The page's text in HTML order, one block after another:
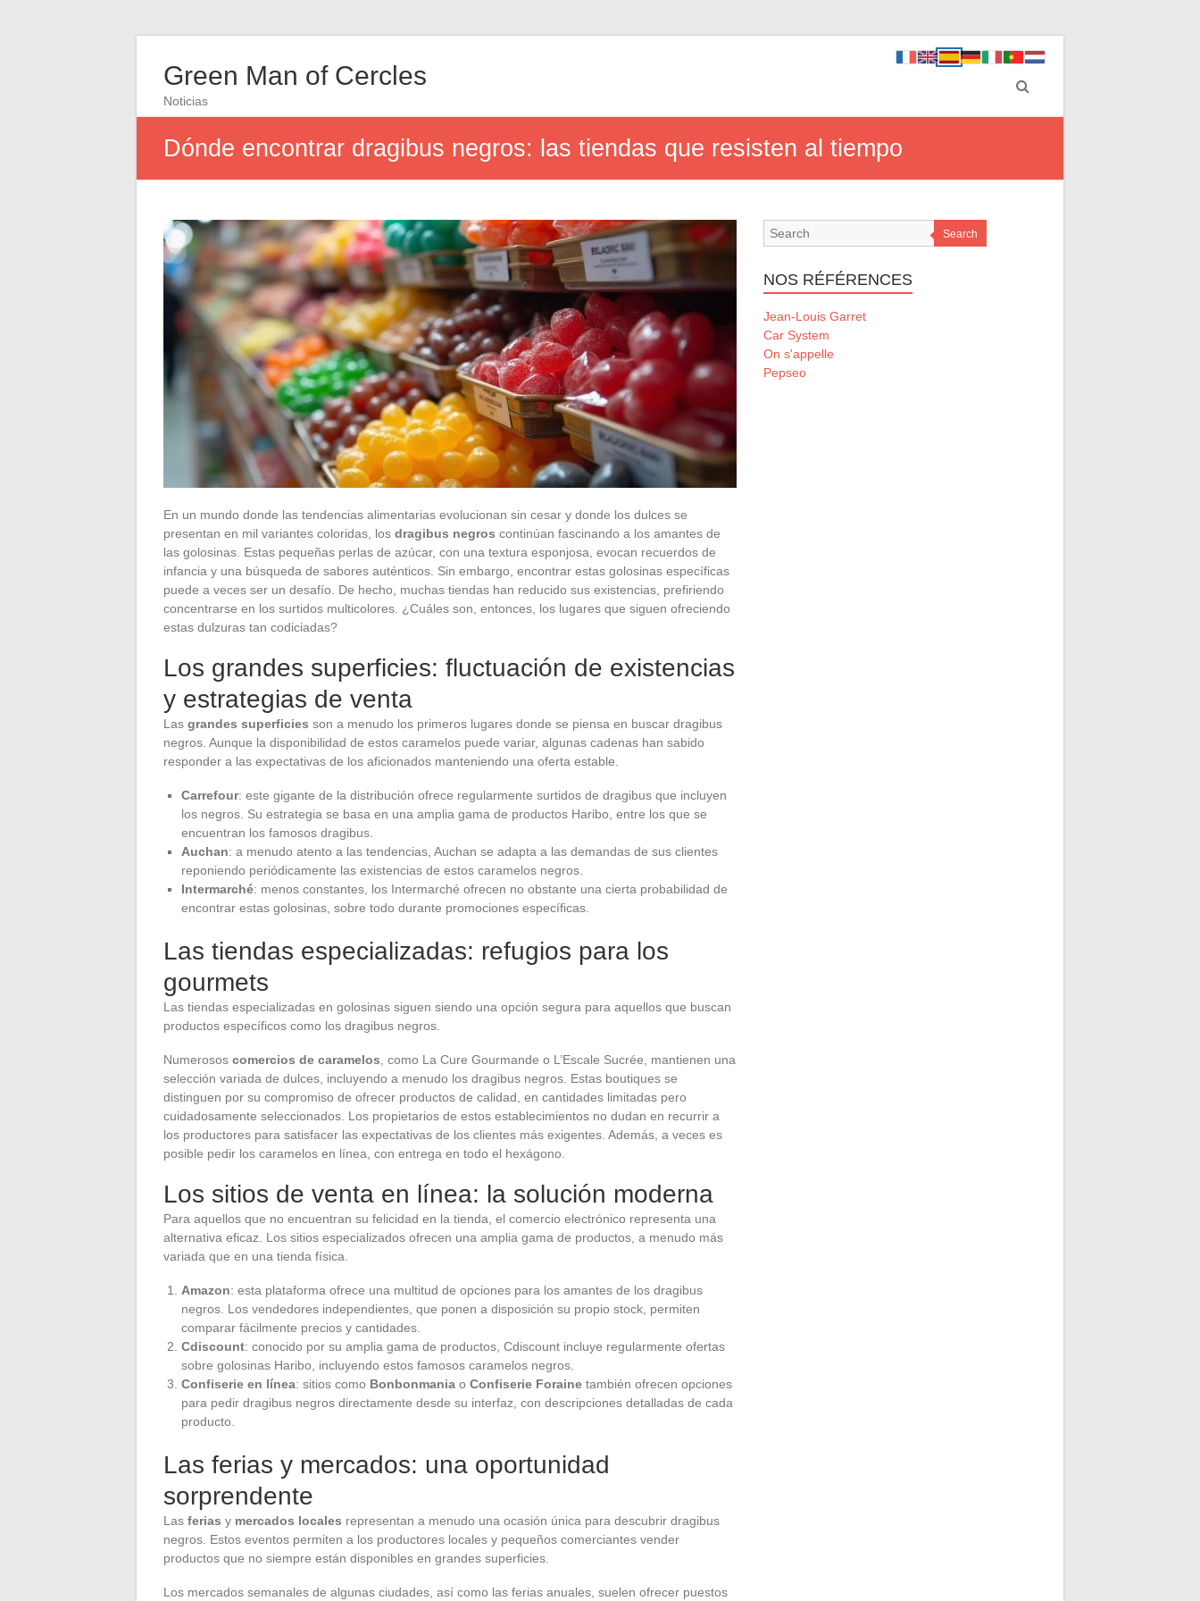
Green Man of Cercles
Noticias
Dónde encontrar dragibus negros: las tiendas que resisten al tiempo
En un mundo donde las tendencias alimentarias evolucionan sin cesar y donde los dulces se
presentan en mil variantes coloridas, los dragibus negros continúan fascinando a los amantes de
las golosinas. Estas pequeñas perlas de azúcar, con una textura esponjosa, evocan recuerdos de
infancia y una búsqueda de sabores auténticos. Sin embargo, encontrar estas golosinas específicas
puede a veces ser un desafío. De hecho, muchas tiendas han reducido sus existencias, prefiriendo
concentrarse en los surtidos multicolores. ¿Cuáles son, entonces, los lugares que siguen ofreciendo
estas dulzuras tan codiciadas?
Los grandes superficies: fluctuación de existencias
y estrategias de venta
Las grandes superficies son a menudo los primeros lugares donde se piensa en buscar dragibus
negros. Aunque la disponibilidad de estos caramelos puede variar, algunas cadenas han sabido
responder a las expectativas de los aficionados manteniendo una oferta estable.
Carrefour: este gigante de la distribución ofrece regularmente surtidos de dragibus que incluyen
los negros. Su estrategia se basa en una amplia gama de productos Haribo, entre los que se
encuentran los famosos dragibus.
Auchan: a menudo atento a las tendencias, Auchan se adapta a las demandas de sus clientes
reponiendo periódicamente las existencias de estos caramelos negros.
Intermarché: menos constantes, los Intermarché ofrecen no obstante una cierta probabilidad de
encontrar estas golosinas, sobre todo durante promociones específicas.
Las tiendas especializadas: refugios para los
gourmets
Las tiendas especializadas en golosinas siguen siendo una opción segura para aquellos que buscan
productos específicos como los dragibus negros.
Numerosos comercios de caramelos , como La Cure Gourmande o L’Escale Sucrée, mantienen una
selección variada de dulces, incluyendo a menudo los dragibus negros. Estas boutiques se
distinguen por su compromiso de ofrecer productos de calidad, en cantidades limitadas pero
cuidadosamente seleccionados. Los propietarios de estos establecimientos no dudan en recurrir a
los productores para satisfacer las expectativas de los clientes más exigentes. Además, a veces es
posible pedir los caramelos en línea, con entrega en todo el hexágono.
Los sitios de venta en línea: la solución moderna
Para aquellos que no encuentran su felicidad en la tienda, el comercio electrónico representa una
alternativa eficaz. Los sitios especializados ofrecen una amplia gama de productos, a menudo más
variada que en una tienda física.
Amazon: esta plataforma ofrece una multitud de opciones para los amantes de los dragibus
negros. Los vendedores independientes, que ponen a disposición su propio stock, permiten
comparar fácilmente precios y cantidades.
Cdiscount: conocido por su amplia gama de productos, Cdiscount incluye regularmente ofertas
sobre golosinas Haribo, incluyendo estos famosos caramelos negros.
Confiserie en línea: sitios como Bonbonmania o Confiserie Foraine también ofrecen opciones
para pedir dragibus negros directamente desde su interfaz, con descripciones detalladas de cada
producto.
Las ferias y mercados: una oportunidad
sorprendente
Las ferias y mercados locales representan a menudo una ocasión única para descubrir dragibus
negros. Estos eventos permiten a los productores locales y pequeños comerciantes vender
productos que no siempre están disponibles en grandes superficies.
Los mercados semanales de algunas ciudades, así como las ferias anuales, suelen ofrecer puestos
Search
NOS RÉFÉRENCES
Jean-Louis Garret
Car System
On s'appelle
Pepseo